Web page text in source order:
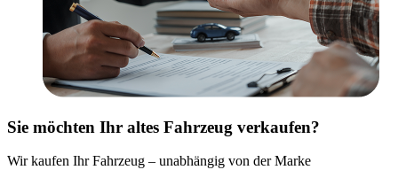
Sie möchten Ihr altes Fahrzeug verkaufen?
Wir kaufen Ihr Fahrzeug – unabhängig von der Marke